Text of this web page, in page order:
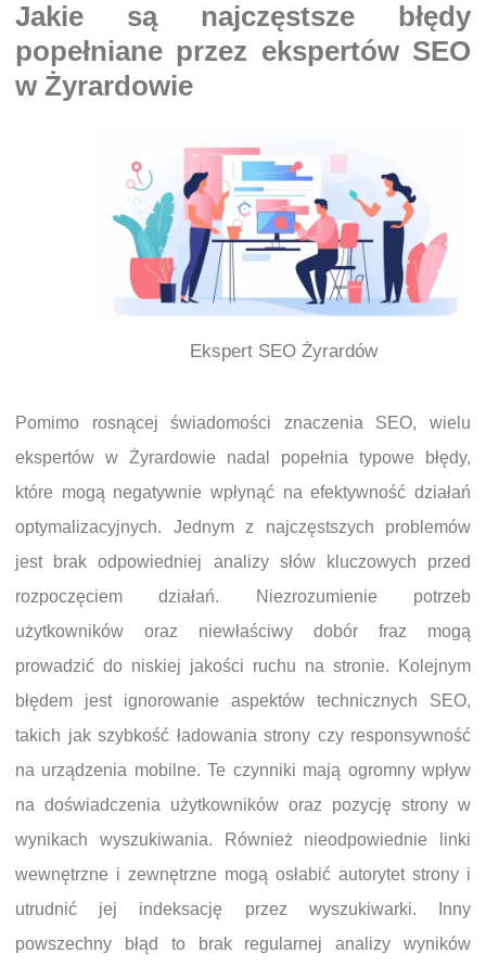
Jakie są najczęstsze błędy
popełniane przez ekspertów SEO
w Żyrardowie
Ekspert SEO Żyrardów
Pomimo rosnącej świadomości znaczenia SEO, wielu
ekspertów w Żyrardowie nadal popełnia typowe błędy,
które mogą negatywnie wpłynąć na efektywność działań
optymalizacyjnych. Jednym z najczęstszych problemów
jest brak odpowiedniej analizy słów kluczowych przed
rozpoczęciem działań. Niezrozumienie potrzeb
użytkowników oraz niewłaściwy dobór fraz mogą
prowadzić do niskiej jakości ruchu na stronie. Kolejnym
błędem jest ignorowanie aspektów technicznych SEO,
takich jak szybkość ładowania strony czy responsywność
na urządzenia mobilne. Te czynniki mają ogromny wpływ
na doświadczenia użytkowników oraz pozycję strony w
wynikach wyszukiwania. Również nieodpowiednie linki
wewnętrzne i zewnętrzne mogą osłabić autorytet strony i
utrudnić jej indeksację przez wyszukiwarki. Inny
powszechny błąd to brak regularnej analizy wyników